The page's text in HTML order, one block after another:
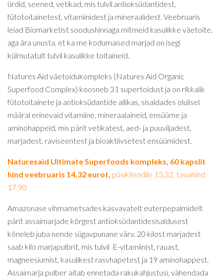
ürdid, seened, vetikad, mis tulvil antioksüdantidest,
fütotoitainetest, vitamiinidest ja mineraalidest. Veebruaris
leiad Biomarketist soodushinnaga mitmeid kasulikke väetoite,
aga ära unusta, et ka me kodumaised marjad on isegi
külmutatult tulvil kasulikke toitaineid.
Natures Aid väetoidukompleks (Natures Aid Organic
Superfood Complex) koosneb 31 supertoidust ja on rikkalik
fütotoitainete ja antioksüdantide allikas, sisaldades olulisel
määral erinevaid vitamiine, mineraalaineid, ensüüme ja
aminohappeid, mis pärit vetikatest, aed- ja puuviljadest,
marjadest, raviseentest ja bioaktiivsetest ensüümidest.
Naturesaid Ultimate Superfoods kompleks, 60 kapslit
hind veebruaris 14,32 eurot, püsikliendile 13,32, tavahind
17,90
Amazonase vihmametsades kasvavatelt euterpepalmidelt
pärit assaimarjade kõrgest antioksüdantidesisaldusest
kõneleb juba nende sügavpunane värv. 20 kilost marjadest
saab kilo marjapulbrit, mis tulvil E-vitamiinist, rauast,
magneesiumist, kasulikest rasvhapetest ja 19 aminohappest.
Assaimarja pulber aitab ennetada rakukahjustusi, vähendada